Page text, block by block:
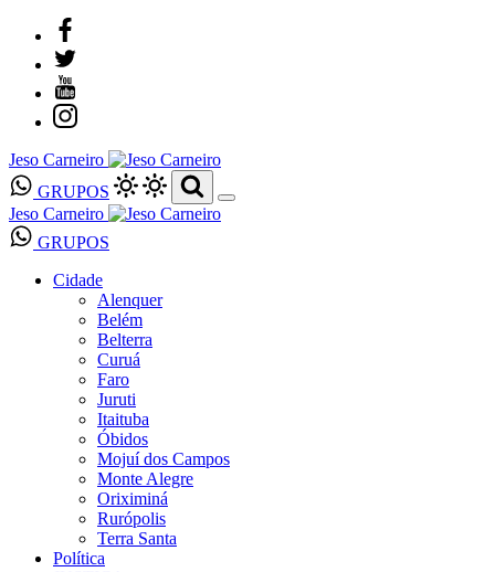
Jeso Carneiro
GRUPOS
Jeso Carneiro
GRUPOS
Cidade
Alenquer
Belém
Belterra
Curuá
Faro
Juruti
Itaituba
Óbidos
Mojuí dos Campos
Monte Alegre
Oriximiná
Rurópolis
Terra Santa
Política